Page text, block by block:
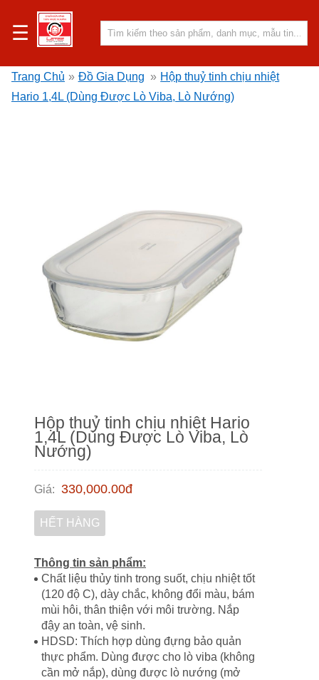
☰
Trang Chủ » Đồ Gia Dụng » Hộp thuỷ tinh chịu nhiệt
Hario 1,4L (Dùng Được Lò Viba, Lò Nướng)
Hộp thuỷ tinh chịu nhiệt Hario
1,4L (Dùng Được Lò Viba, Lò
Nướng)
Giá: 330,000.00đ
HẾT HÀNG
Thông tin sản phẩm:
Chất liệu thủy tinh trong suốt, chịu nhiệt tốt
(120 độ C), dày chắc, không đổi màu, bám
mùi hôi, thân thiện với môi trường. Nắp
đậy an toàn, vệ sinh.
HDSD: Thích hợp dùng đựng bảo quản
thực phẩm. Dùng được cho lò viba (không
cần mở nắp), dùng được lò nướng (mở